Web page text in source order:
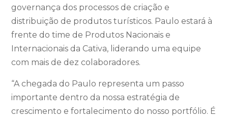
governança dos processos de criação e
distribuição de produtos turísticos. Paulo estará à
frente do time de Produtos Nacionais e
Internacionais da Cativa, liderando uma equipe
com mais de dez colaboradores.
“A chegada do Paulo representa um passo
importante dentro da nossa estratégia de
crescimento e fortalecimento do nosso portfólio. É